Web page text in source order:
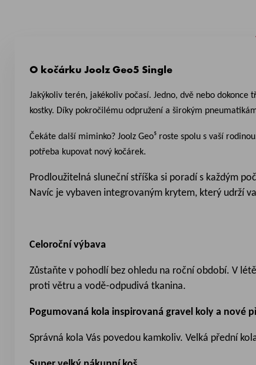
O kočárku Joolz Geo5 Single
Jakýkoliv terén, jakékoliv počasí. Jedno, dvě nebo
kostky. Díky pokročilému odpružení a širokým
Čekáte další miminko? Joolz Geo⁵ roste spolu s vaší
potřeba kupovat nový kočárek.
Prodloužitelná sluneční stříška si poradí s každým
Navíc je vybaven integrovaným krytem, který udrží
Celoroční výbava
Zůstaňte v pohodlí bez ohledu na roční období. V
proti větru a vodě-odpudivá tkanina.
Pogumovaná kola inspirovaná gravel koly a nové
Správná kola Vás povedou kamkoliv. Velká přední